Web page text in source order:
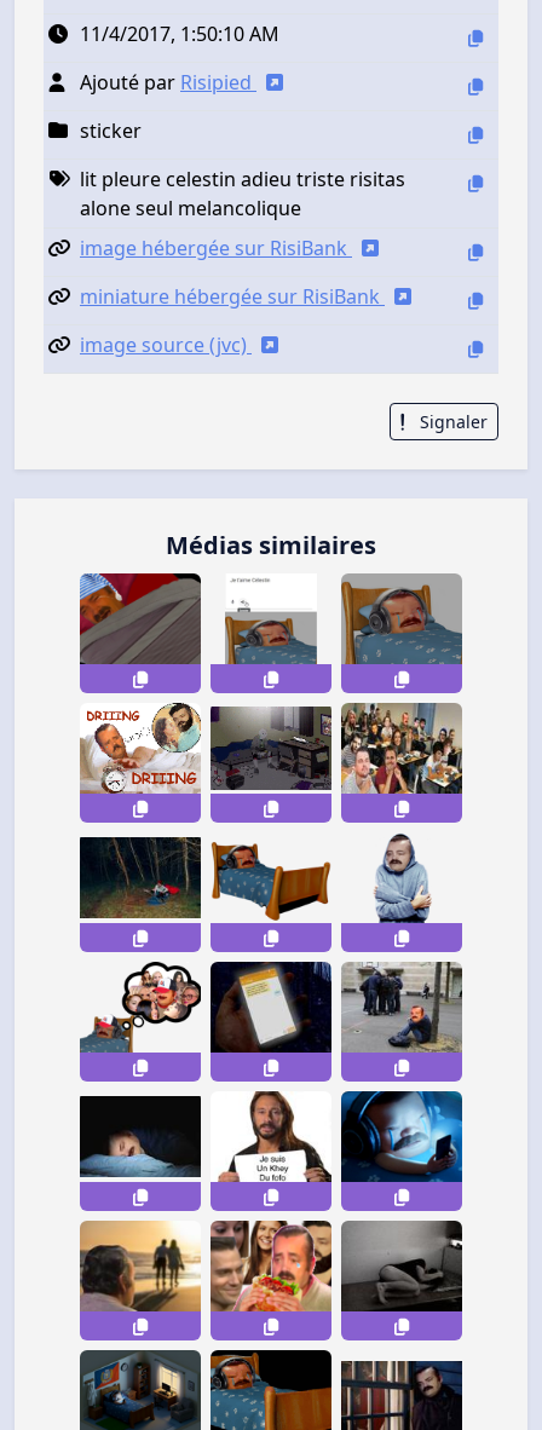
11/4/2017, 1:50:10 AM
Ajouté par Risipied
sticker
lit pleure celestin adieu triste risitas
alone seul melancolique
image hébergée sur RisiBank
miniature hébergée sur RisiBank
image source (jvc)
Signaler
Médias similaires